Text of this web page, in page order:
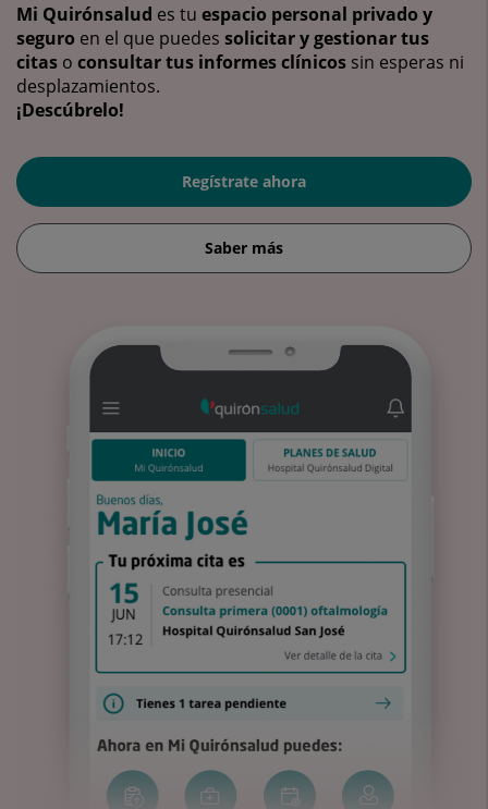
Mi Quirónsalud es tu espacio personal privado y
seguro en el que puedes solicitar y gestionar tus
citas o consultar tus informes clínicos sin esperas ni
desplazamientos.
¡Descúbrelo!
Regístrate ahora
Saber más